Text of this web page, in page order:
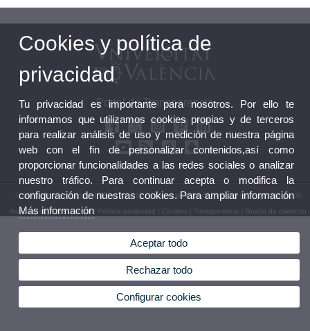
Portal de Transparencia
© 2026 UV. - Av. Blasco Ibáñez, 13. 46010 Valencia. España. Tel UV: (+34) 963 86 41 00
Aviso legal|Accesibilidad| Política privacidad Cookies Transparencia Buzón de contacto
Cookies y política de
privacidad
Tu privacidad es importante para nosotros. Por ello te
informamos que utilizamos cookies propias y de terceros
para realizar análisis de uso y medición de nuestra página
web con el fin de personalizar contenidos,así como
proporcionar funcionalidades a las redes sociales o analizar
nuestro tráfico. Para continuar acepta o modifica la
configuración de nuestras cookies. Para ampliar información
Más información
Aceptar todo
Rechazar todo
Configurar cookies